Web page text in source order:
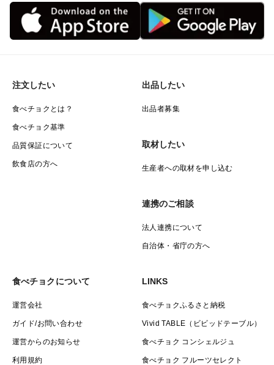
注文したい
食べチョクとは？
食べチョク基準
品質保証について
飲食店の方へ
出品したい
出品者募集
取材したい
生産者への取材を申し込む
連携のご相談
法人連携について
自治体・省庁の方へ
食べチョクについて
運営会社
ガイド/お問い合わせ
運営からのお知らせ
利用規約
LINKS
食べチョクふるさと納税
Vivid TABLE（ビビッドテーブル）
食べチョク コンシェルジュ
食べチョク フルーツセレクト